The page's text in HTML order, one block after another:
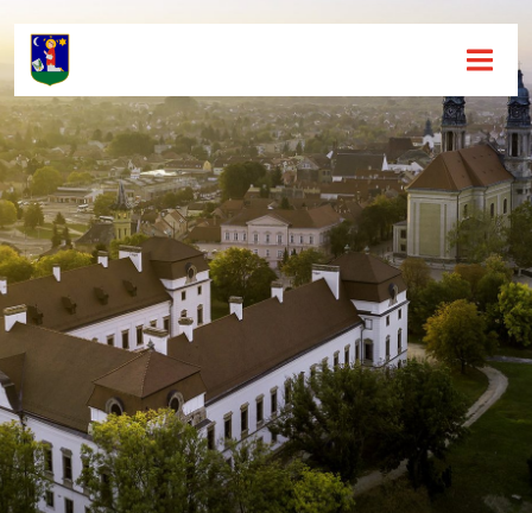
Hírek []
Események []
Dokumentumok []
Aloldalak []